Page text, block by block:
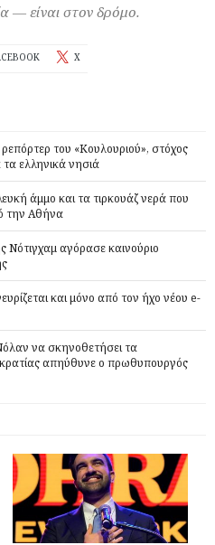
— είναι στον δρόμο.
X
του «Κουλουριού», στόχος
ελληνικά νησιά
άμμο και τα τιρκουάζ νερά που
την Αθήνα
αγόρασε καινούριο
και μόνο από τον ήχο νέου e-
να σκηνοθετήσει τα
απηύθυνε ο πρωθυπουργός